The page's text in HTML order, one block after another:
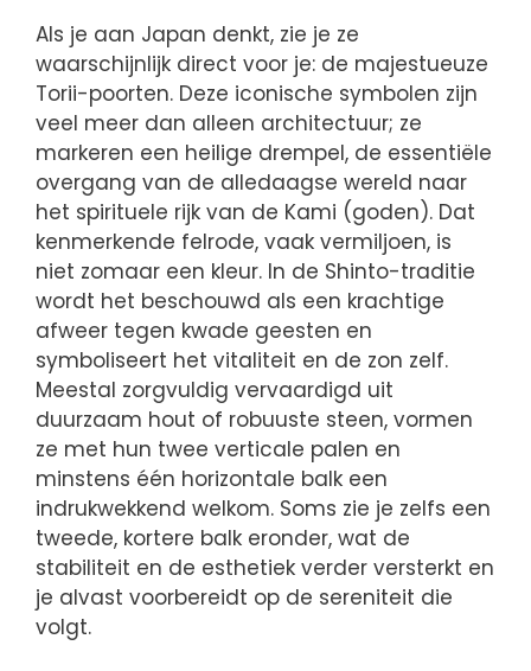
Als je aan Japan denkt, zie je ze
waarschijnlijk direct voor je: de majestueuze
Torii-poorten. Deze iconische symbolen zijn
veel meer dan alleen architectuur; ze
markeren een heilige drempel, de essentiële
overgang van de alledaagse wereld naar
het spirituele rijk van de Kami (goden). Dat
kenmerkende felrode, vaak vermiljoen, is
niet zomaar een kleur. In de Shinto-traditie
wordt het beschouwd als een krachtige
afweer tegen kwade geesten en
symboliseert het vitaliteit en de zon zelf.
Meestal zorgvuldig vervaardigd uit
duurzaam hout of robuuste steen, vormen
ze met hun twee verticale palen en
minstens één horizontale balk een
indrukwekkend welkom. Soms zie je zelfs een
tweede, kortere balk eronder, wat de
stabiliteit en de esthetiek verder versterkt en
je alvast voorbereidt op de sereniteit die
volgt.